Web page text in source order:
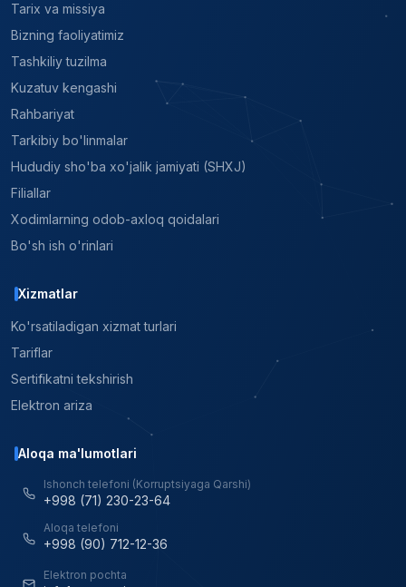
Tarix va missiya
Bizning faoliyatimiz
Tashkiliy tuzilma
Kuzatuv kengashi
Rahbariyat
Tarkibiy bo'linmalar
Hududiy sho'ba xo'jalik jamiyati (SHXJ)
Filiallar
Xodimlarning odob-axloq qoidalari
Bo'sh ish o'rinlari
Xizmatlar
Ko'rsatiladigan xizmat turlari
Tariflar
Sertifikatni tekshirish
Elektron ariza
Aloqa ma'lumotlari
Ishonch telefoni (Korruptsiyaga Qarshi)
+998 (71) 230-23-64
Aloqa telefoni
+998 (90) 712-12-36
Elektron pochta